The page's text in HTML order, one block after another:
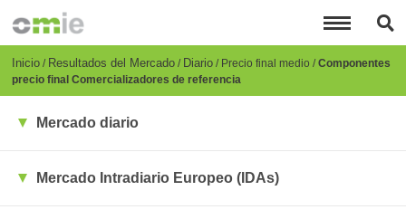
principal
Breadcrumb
Inicio Resultados del Mercado Diario Precio final medio Componentes
precio final Comercializadores de referencia
Mercado diario
Mercado Intradiario Europeo (IDAs)